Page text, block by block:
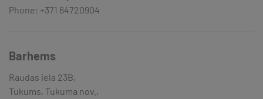
Phone: +371 64720904
Barhems
Raudas iela 23B,
Tukums, Tukuma nov.,